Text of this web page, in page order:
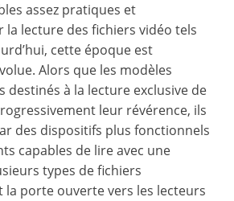
assez pratiques et
lecture des fichiers vidéo tels
cette époque est
Alors que les modèles
destinés à la lecture exclusive de
leur révérence, ils
des dispositifs plus fonctionnels
capables de lire avec une
types de fichiers
la porte ouverte vers les lecteurs